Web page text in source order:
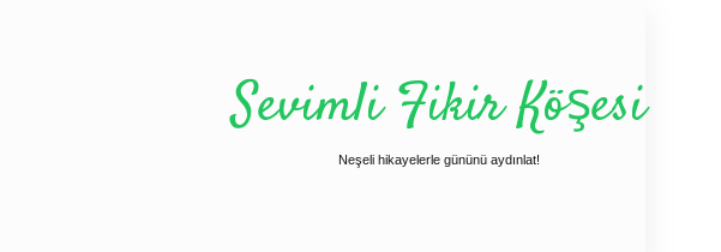
Sevimli Fikir Köşesi
Neşeli hikayelerle gününü aydınlat!